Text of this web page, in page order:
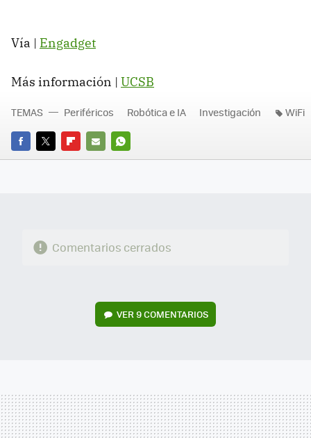
Vía | Engadget
Más información | UCSB
FACEBOOK
TWITTERFLIPBOARD
E-
WHATSAPP
TEMAS Periféricos Robótica e IA Investigación WiFi
Comentarios cerrados
VER9 COMENTARIOS